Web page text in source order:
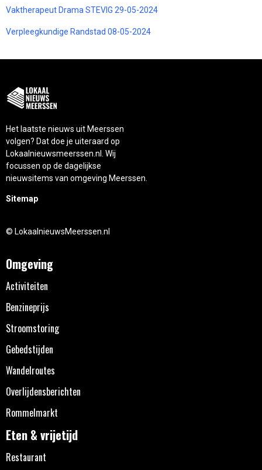
Vaktherapeut Drama STEVIG 29-05-2024
Verpleegkundige Randstad 08-05-2024
Het laatste nieuws uit Meerssen
volgen? Dat doe je uiteraard op
Lokaalnieuwsmeerssen.nl. Wij
focussen op de dagelijkse
nieuwsitems van omgeving Meerssen.
Sitemap
© LokaalnieuwsMeerssen.nl
Omgeving
Activiteiten
Benzineprijs
Stroomstoring
Gebedstijden
Wandelroutes
Overlijdensberichten
Rommelmarkt
Eten & vrijetijd
Restaurant